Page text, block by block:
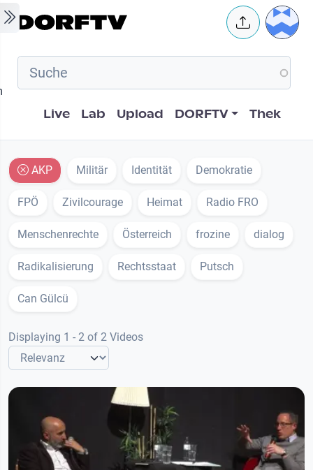
Skip to main content User
Hauptnavigation
Live Lab Upload DORFTV Thek
AKP Militär Identität Demokratie
FPÖ Zivilcourage Heimat Radio FRO
Menschenrechte Österreich frozine dialog
Radikalisierung Rechtsstaat Putsch
Can Gülcü
Displaying 1 - 2 of 2 Videos